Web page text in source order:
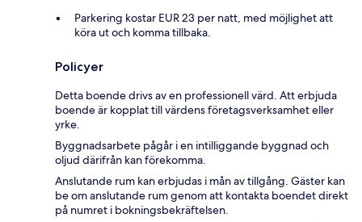
Parkering kostar EUR 23 per natt, med möjlighet att
köra ut och komma tillbaka.
Policyer
Detta boende drivs av en professionell värd. Att erbjuda
boende är kopplat till värdens företagsverksamhet eller
yrke.
Byggnadsarbete pågår i en intilliggande byggnad och
oljud därifrån kan förekomma.
Anslutande rum kan erbjudas i mån av tillgång. Gäster kan
be om anslutande rum genom att kontakta boendet direkt
på numret i bokningsbekräftelsen.